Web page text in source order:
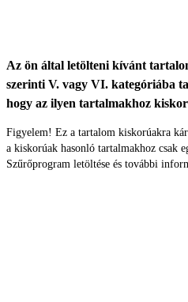
Az ön által letölteni kívánt
szerinti V. vagy VI. kategóriába
hogy az ilyen tartalmakhoz
Figyelem! Ez a tartalom kiskorúakra
a kiskorúak hasonló tartalmakhoz csak
Szűrőprogram letöltése és további